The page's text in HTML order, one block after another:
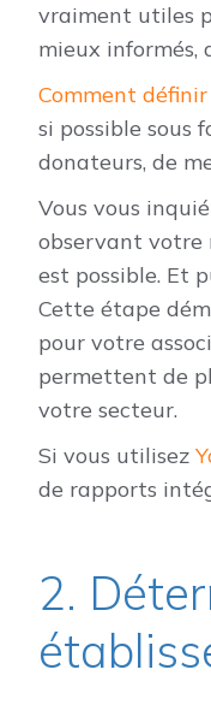
vraiment utiles
mieux informés,
Comment définir
si possible sous
donateurs, de
Vous vous
observant votre
est possible. Et
Cette étape
pour votre
permettent de
votre secteur.
Si vous utilisez
de rapports
2.